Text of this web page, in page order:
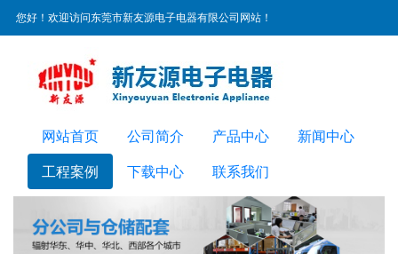
您好！欢迎访问东莞市新友源电子电器有限公司网站！
服务热线：
网站首页 公司简介 产品中心
新闻中心
工程案例
下载中心 联系我们